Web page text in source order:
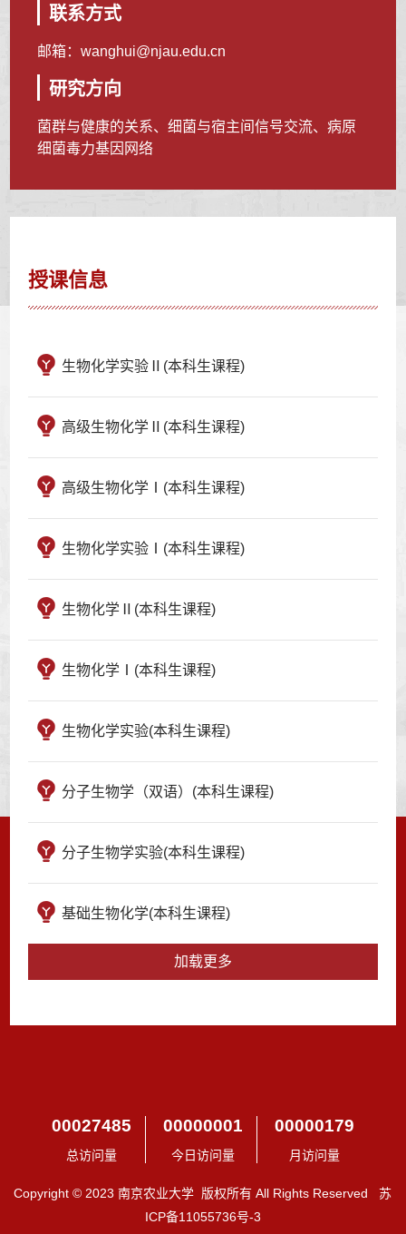
联系方式
邮箱：wanghui@njau.edu.cn
研究方向
菌群与健康的关系、细菌与宿主间信号交流、病原
细菌毒力基因网络
授课信息
生物化学实验Ⅱ(本科生课程)
高级生物化学Ⅱ(本科生课程)
高级生物化学Ⅰ(本科生课程)
生物化学实验Ⅰ(本科生课程)
生物化学Ⅱ(本科生课程)
生物化学Ⅰ(本科生课程)
生物化学实验(本科生课程)
分子生物学（双语）(本科生课程)
分子生物学实验(本科生课程)
基础生物化学(本科生课程)
加载更多
00027485
总访问量
00000001
今日访问量
00000179
月访问量
Copyright © 2023 南京农业大学 版权所有 All Rights Reserved 苏
ICP备11055736号-3